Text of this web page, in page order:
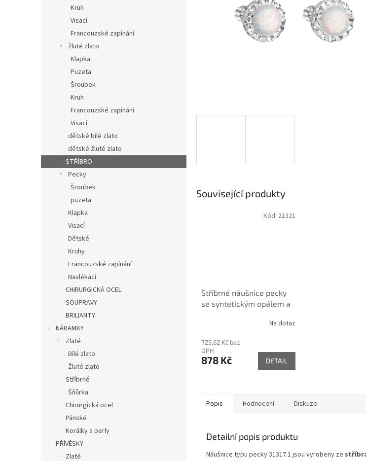
Kruh
Visací
Francouzské zapínání
žluté zlato
Klapka
Puzeta
Šroubek
Kruh
Francouzské zapínání
Visací
dětské bílé zlato
dětské žluté zlato
STŘÍBRO
Pecky
Šroubek
puzeta
Klapka
Visací
Dětské
Kruhy
Francouzské zapínání
Navlékací
CHIRURGICKÁ OCEL
SOUPRAVY
BRILIANTY
NÁRAMKY
Zlaté
Bílé zlato
Žluté zlato
Stříbrné
Šňůrka
Chirurgická ocel
Pánské
Korálky a perly
PŘÍVĚSKY
Zlaté
Související produkty
Stříbrné náušnice pecky
se syntetickým opálem a
modré kulaté 31317.1Na dotaz
725,62 Kč bez
DPH
878 Kč DETAIL
Kód: 21321
Popis Hodnocení Diskuze
Detailní popis produktu
Náušnice typu pecky 31317.1 jsou vyrobeny ze